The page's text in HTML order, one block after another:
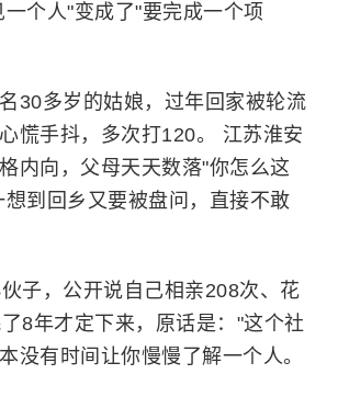
个人"变成了"要完成一个项
30多岁的姑娘，过年回家被轮流
慌手抖，多次打120。 江苏淮安
内向，父母天天数落"你怎么这
想到回乡又要被盘问，直接不敢
子，公开说自己相亲208次、花
了8年才定下来，原话是："这个社
没有时间让你慢慢了解一个人。